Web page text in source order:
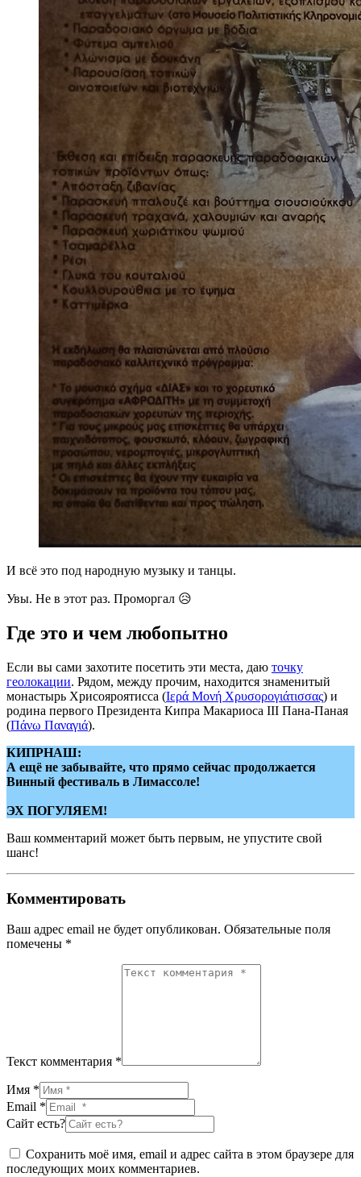
И всё это под народную музыку и танцы.
Увы. Не в этот раз. Проморгал 😥
Где это и чем любопытно
Если вы сами захотите посетить эти места, даю точку
геолокации. Рядом, между прочим, находится знаменитый
монастырь Хрисояроятисса (Ιερά Μονή Χρυσορογιάτισσας) и
родина первого Президента Кипра Макариоса III Пана-Паная
(Πάνω Παναγιά).
КИПРНАШ:
А ещё не забывайте, что прямо сейчас продолжается
Винный фестиваль в Лимассоле!
ЭХ ПОГУЛЯЕМ!
Ваш комментарий может быть первым, не упустите свой
шанс!
Комментировать
Ваш адрес email не будет опубликован. Обязательные поля
помечены *
Текст комментария *
Имя *
Email *
Сайт есть?
Сохранить моё имя, email и адрес сайта в этом браузере для
последующих моих комментариев.